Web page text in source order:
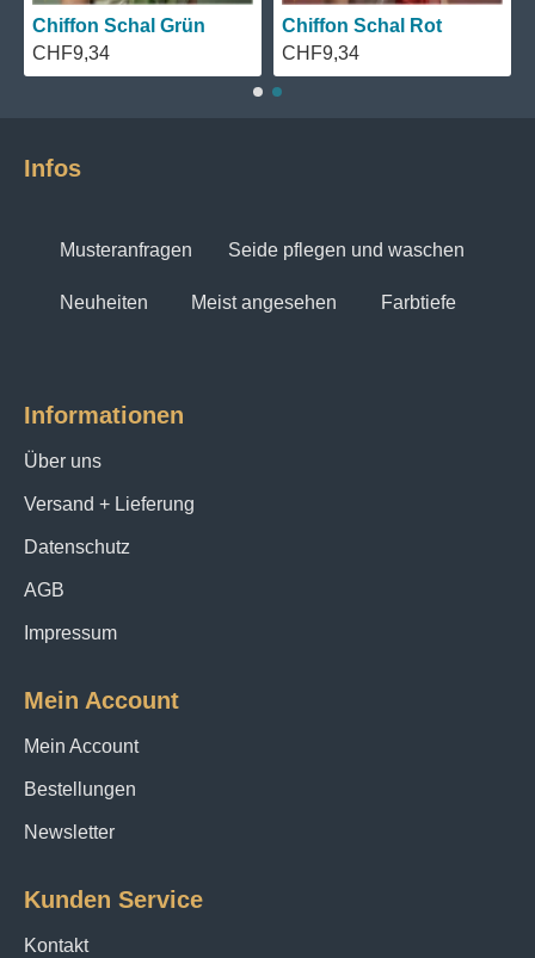
Schal Schwarz
Chiffon Schal Grün
CHF9,34
Infos
Musteranfragen Seide pflegen und waschen
Neuheiten Meist angesehen Farbtiefe
Informationen
Über uns
Versand + Lieferung
Datenschutz
AGB
Impressum
Mein Account
Mein Account
Bestellungen
Newsletter
Kunden Service
Kontakt